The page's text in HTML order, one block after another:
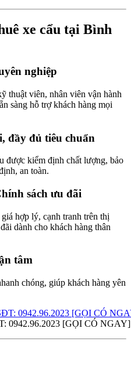
xe cẩu tại Bình
nghiệp
thuật viên, nhân viên vận hành
sàng hỗ trợ khách hàng mọi
đầy đủ tiêu chuẩn
được kiểm định chất lượng, bảo
an toàn.
sách ưu đãi
hợp lý, cạnh tranh trên thị
dành cho khách hàng thân
tâm
chóng, giúp khách hàng yên
0942.96.2023 [GỌI CÓ NGAY]